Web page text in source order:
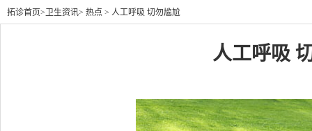
拓诊首页> 卫生资讯> 热点 > 人工呼吸 切勿尴尬
人工呼吸